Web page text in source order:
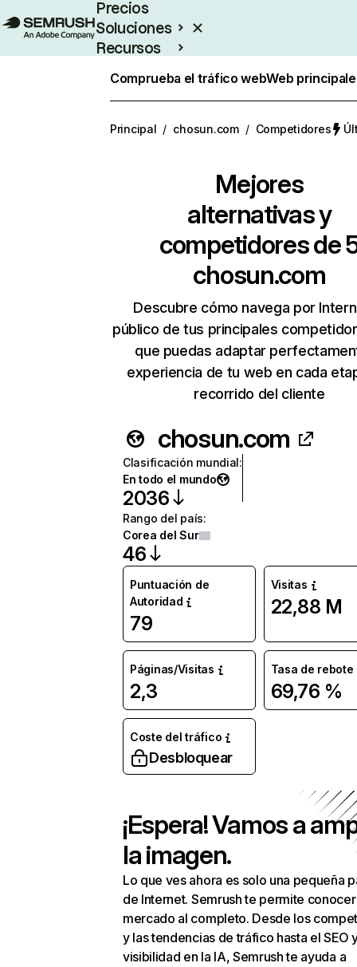
Precios
Soluciones
Recursos
Comprueba el tráfico webWeb
Principal / chosun.com / Competidores
Mejores
alternativas y
competidores de
chosun.com
Descubre cómo navega por
público de tus principales
que puedas adaptar
experiencia de tu web en cada
recorrido del cliente
chosun.com
Clasificación mundial:
En todo el mundo
2036
Rango del país:
Corea del Sur
46
Puntuación de
Autoridad
79
Visitas
22,88 M
Páginas/Visitas
2,3
Tasa de rebote
69,76 %
Coste del tráfico
Desbloquear
¡Espera! Vamos a
la imagen.
Lo que ves ahora es solo una pequeña
de Internet. Semrush te permite
mercado al completo. Desde los
y las tendencias de tráfico hasta el SEO
visibilidad en la IA, Semrush te ayuda a